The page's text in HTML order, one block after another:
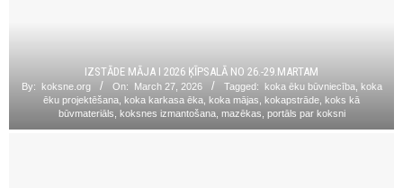
IZSTĀDE MĀJA I 2026 ĶĪPSALĀ NO 26.-29.MARTAM
By: koksne.org On: March 27, 2026 Tagged: koka ēku būvniecība
koka
ēku projektēšana koka karkasa ēka koka mājas kokapstrāde koks kā
būvmateriāls koksnes izmantošana, mazēkas portāls par koksni